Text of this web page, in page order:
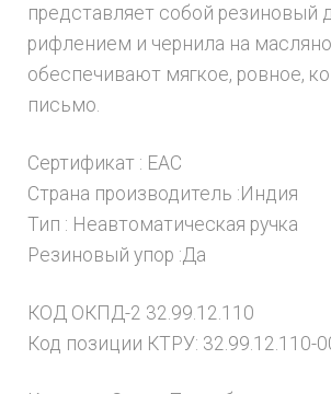
представляет собой резиновый
рифлением и чернила на
обеспечивают мягкое, ровное,
письмо.
Сертификат : ЕАС
Страна производитель :Индия
Тип : Неавтоматическая ручка
Резиновый упор :Да
КОД ОКПД-2 32.99.12.110
Код позиции КТРУ: 32.99.12.110-